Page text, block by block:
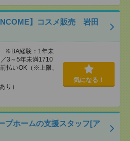
】コスメ販売 岩田
※BA経験：1年未
3～5年未満1710
払いOK（※上限、
り）
気になる！
プホームの支援スタッフ[ア